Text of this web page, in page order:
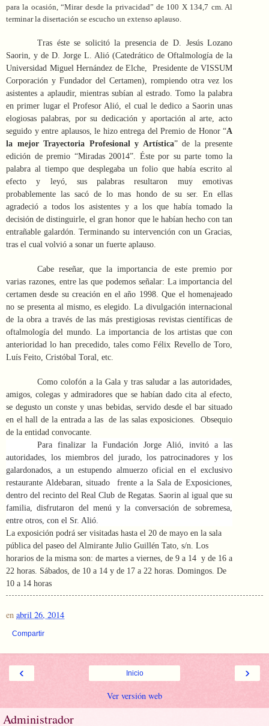
para la ocasión, “Mirar desde la privacidad” de 100 X 134,7 cm. Al
terminar la disertación se escucho un extenso aplauso.
Tras éste se solicitó la presencia de D. Jesús Lozano
Saorin, y de D. Jorge L. Alió (Catedrático de Oftalmología de la
Universidad Miguel Hernández de Elche, Presidente de VISSUM
Corporación y Fundador del Certamen), rompiendo otra vez los
asistentes a aplaudir, mientras subían al estrado. Tomo la palabra
en primer lugar el Profesor Alió, el cual le dedico a Saorin unas
elogiosas palabras, por su dedicación y aportación al arte, acto
seguido y entre aplausos, le hizo entrega del Premio de Honor “A
la mejor Trayectoria Profesional y Artística” de la presente
edición de premio “Miradas 20014”. Éste por su parte tomo la
palabra al tiempo que desplegaba un folio que había escrito al
efecto y leyó, sus palabras resultaron muy emotivas
probablemente las sacó de lo mas hondo de su ser. En ellas
agradeció a todos los asistentes y a los que había tomado la
decisión de distinguirle, el gran honor que le habían hecho con tan
entrañable galardón. Terminando su intervención con un Gracias,
tras el cual volvió a sonar un fuerte aplauso.
Cabe reseñar, que la importancia de este premio por
varias razones, entre las que podemos señalar: La importancia del
certamen desde su creación en el año 1998. Que el homenajeado
no se presenta al mismo, es elegido. La divulgación internacional
de la obra a través de las más prestigiosas revistas científicas de
oftalmología del mundo. La importancia de los artistas que con
anterioridad lo han precedido, tales comoFélix Revello de Toro,
Luís Feito, Cristóbal Toral, etc.
Como colofón a la Gala y tras saludar a las autoridades,
amigos, colegas y admiradores que se habían dado cita al efecto,
se degusto un conste y unas bebidas, servido desde el bar situado
en el hall de la entrada a las de las salas exposiciones. Obsequio
de la entidad convocante.
Para finalizar la Fundación Jorge Alió, invitó a las
autoridades, los miembros del jurado, los patrocinadores y los
galardonados, a un estupendo almuerzo oficial en el exclusivo
restaurante Aldebaran, situado frente a la Sala de Exposiciones,
dentro del recinto del Real Club de Regatas. Saorin al igual que su
familia, disfrutaron del menú y la conversación de sobremesa,
entre otros, con el Sr. Alió.
La exposición podrá ser visitadas hasta el 20 de mayo en la sala
pública del paseo del Almirante Julio Guillén Tato, s/n. Los
horarios de la misma son: de martes a viernes, de 9 a 14 y de 16 a
22 horas. Sábados, de 10 a 14 y de 17 a 22 horas. Domingos. De
10 a 14 horas
en abril 26, 2014
Compartir
‹ ›
Inicio
Ver versión web
Administrador